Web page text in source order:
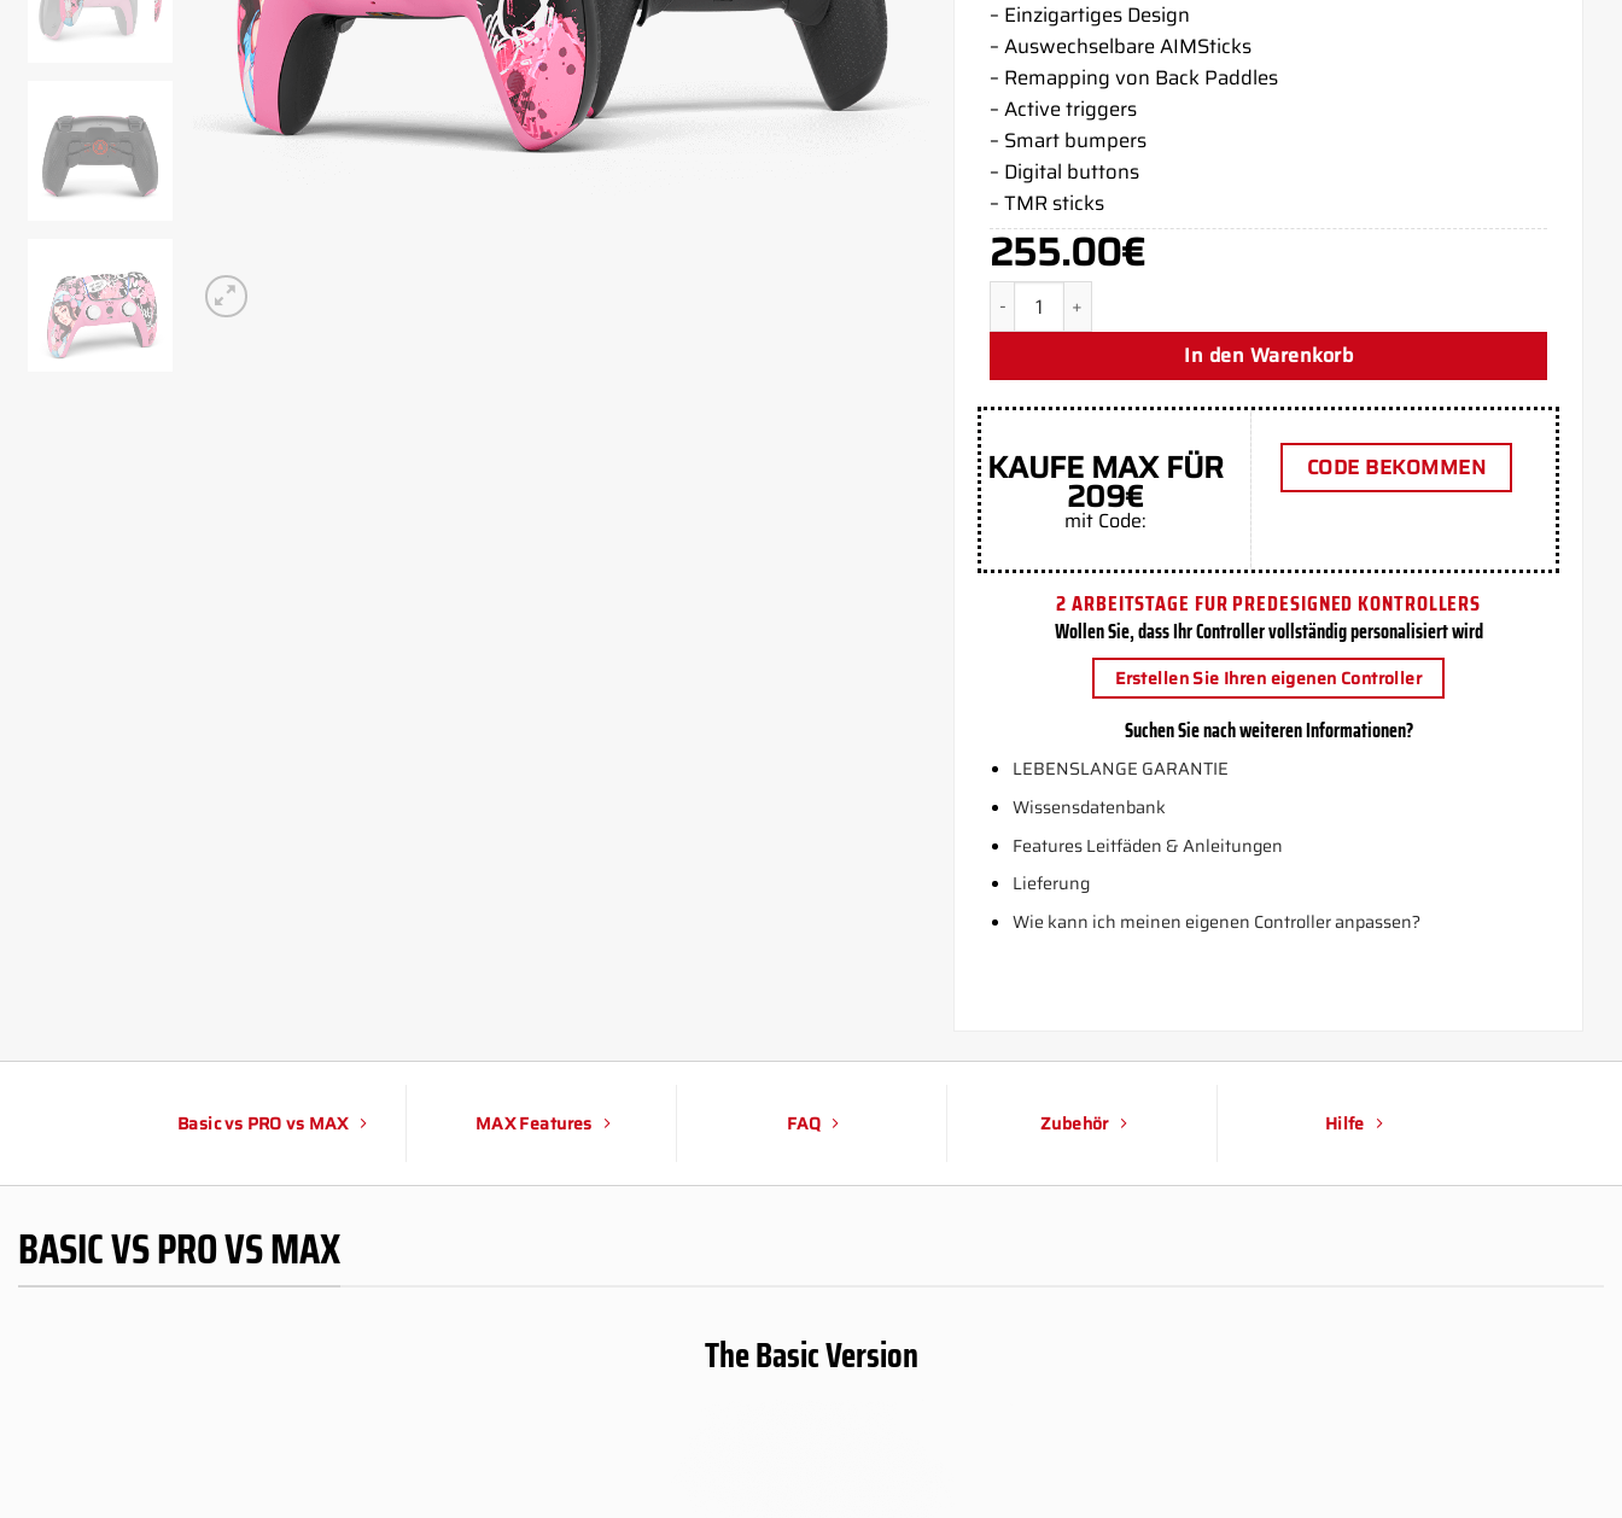
– Einzigartiges Design
– Auswechselbare AIMSticks
– Remapping von Back Paddles
– Active triggers
– Smart bumpers
– Digital buttons
– TMR sticks
255.00€
PinkRX NOIR PS5 Aim Controller Menge
In den Warenkorb
KAUFE MAX FÜR
209€
mit Code:
CODE BEKOMMEN
2 ARBEITSTAGE FUR PREDESIGNED KONTROLLERS
Wollen Sie, dass Ihr Controller vollständig personalisiert wird
Erstellen Sie Ihren eigenen Controller
Suchen Sie nach weiteren Informationen?
LEBENSLANGE GARANTIE
Wissensdatenbank
Features Leitfäden & Anleitungen
Lieferung
Wie kann ich meinen eigenen Controller anpassen?
Basic vs PRO vs MAX MAX Features FAQ Zubehör Hilfe
BASIC VS PRO VS MAX
The Basic Version